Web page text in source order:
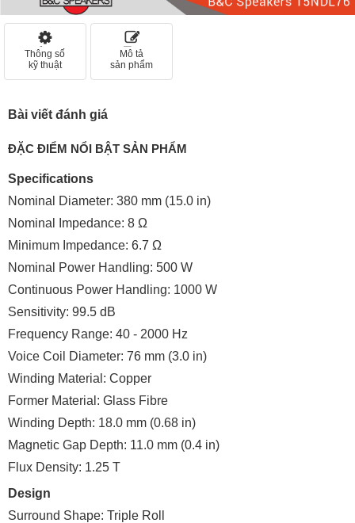
Thông số
kỹ thuật
Mô tả
sản phẩm
Bài viết đánh giá
ĐẶC ĐIỂM NỔI BẬT SẢN PHẨM
Specifications
Nominal Diameter: 380 mm (15.0 in)
Nominal Impedance: 8 Ω
Minimum Impedance: 6.7 Ω
Nominal Power Handling: 500 W
Continuous Power Handling: 1000 W
Sensitivity: 99.5 dB
Frequency Range: 40 - 2000 Hz
Voice Coil Diameter: 76 mm (3.0 in)
Winding Material: Copper
Former Material: Glass Fibre
Winding Depth: 18.0 mm (0.68 in)
Magnetic Gap Depth: 11.0 mm (0.4 in)
Flux Density: 1.25 T
Design
Surround Shape: Triple Roll